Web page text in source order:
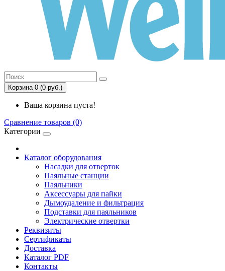
Корзина 0 (0 руб.)
Ваша корзина пуста!
Сравнение товаров (0)
Категории
Каталог оборудования
Насадки для отверток
Паяльные станции
Паяльники
Аксессуары для пайки
Дымоудаление и фильтрация
Подставки для паяльников
Электрические отвертки
Реквизиты
Сертификаты
Доставка
Каталог PDF
Контакты